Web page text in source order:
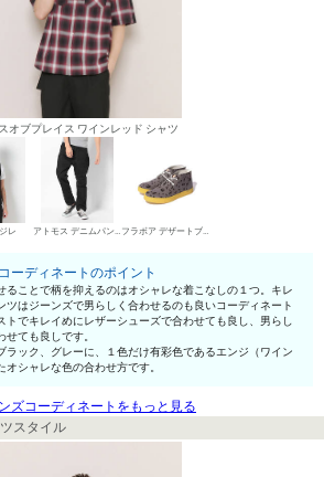
オブプレイス ワインレッド シャツ
レ アトモス デニムパンツ・ジーンズ フラボア デザートブーツ
コーディネートのポイント
ることで柄を抑えるのはオシャレな着こなしの１つ。キレ
ツはジーンズで男らしく合わせるのも良いコーディネート
でキレイめにレザーシューズで合わせても良し、男らし
ても良しです。
ラック、グレーに、１色だけ有彩色であるエンジ（ワイン
シャレな色の合わせ方です。
ズコーディネートをもっと見る
スタイル